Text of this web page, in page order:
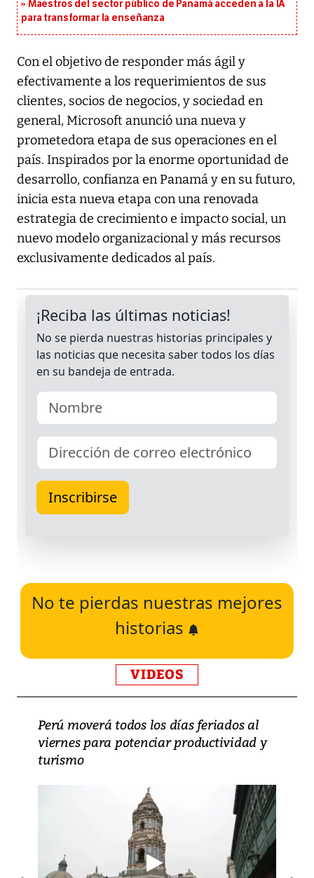
Maestros del sector público de Panamá acceden a la IA
para transformar la enseñanza
Con el objetivo de responder más ágil y
efectivamente a los requerimientos de sus
clientes, socios de negocios, y sociedad en
general, Microsoft anunció una nueva y
prometedora etapa de sus operaciones en el
país. Inspirados por la enorme oportunidad de
desarrollo, confianza en Panamá y en su futuro,
inicia esta nueva etapa con una renovada
estrategia de crecimiento e impacto social, un
nuevo modelo organizacional y más recursos
exclusivamente dedicados al país.
No te pierdas nuestras mejores
historias
VIDEOS
Perú moverá todos los días feriados al
viernes para potenciar productividad y
turismo